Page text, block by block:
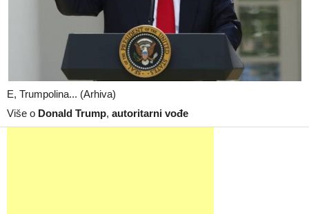
E, Trumpolina... (Arhiva)
Više o Donald Trump, autoritarni vođe